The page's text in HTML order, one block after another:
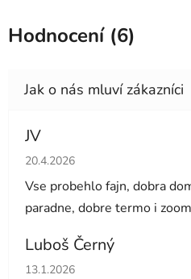
Hodnocení (6)
JV
Hodnocení obchodu je 5 z 5
20.4.2026
Vse probehlo fajn, dobra
paradne, dobre termo i
Luboš Černý
Hodnocení obchodu je 5 z 5
13.1.2026